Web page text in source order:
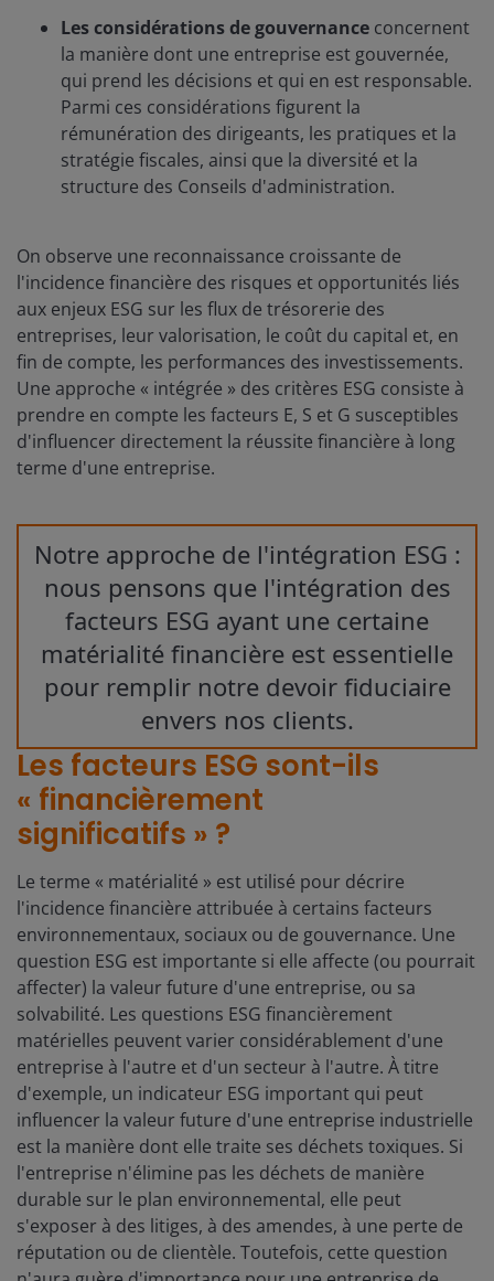
Les considérations de gouvernance concernent
la manière dont une entreprise est gouvernée,
qui prend les décisions et qui en est responsable.
Parmi ces considérations figurent la
rémunération des dirigeants, les pratiques et la
stratégie fiscales, ainsi que la diversité et la
structure des Conseils d'administration.
On observe une reconnaissance croissante de
l'incidence financière des risques et opportunités liés
aux enjeux ESG sur les flux de trésorerie des
entreprises, leur valorisation, le coût du capital et, en
fin de compte, les performances des investissements.
Une approche « intégrée » des critères ESG consiste à
prendre en compte les facteurs E, S et G susceptibles
d'influencer directement la réussite financière à long
terme d'une entreprise.
Notre approche de l'intégration ESG :
nous pensons que l'intégration des
facteurs ESG ayant une certaine
matérialité financière est essentielle
pour remplir notre devoir fiduciaire
envers nos clients.
Les facteurs ESG sont-ils
« financièrement
significatifs » ?
Le terme « matérialité » est utilisé pour décrire
l'incidence financière attribuée à certains facteurs
environnementaux, sociaux ou de gouvernance. Une
question ESG est importante si elle affecte (ou pourrait
affecter) la valeur future d'une entreprise, ou sa
solvabilité. Les questions ESG financièrement
matérielles peuvent varier considérablement d'une
entreprise à l'autre et d'un secteur à l'autre. À titre
d'exemple, un indicateur ESG important qui peut
influencer la valeur future d'une entreprise industrielle
est la manière dont elle traite ses déchets toxiques. Si
l'entreprise n'élimine pas les déchets de manière
durable sur le plan environnemental, elle peut
s'exposer à des litiges, à des amendes, à une perte de
réputation ou de clientèle. Toutefois, cette question